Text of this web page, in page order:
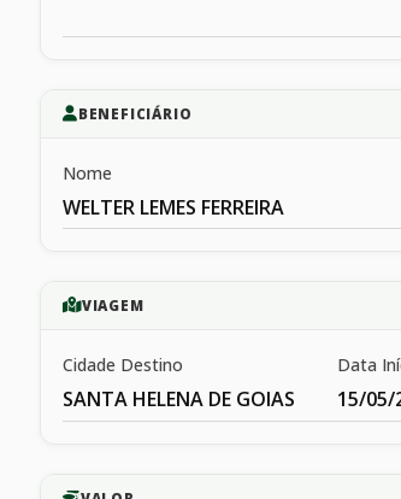
BENEFICIÁRIO
Nome
WELTER LEMES FERREIRA
VIAGEM
Cidade Destino
SANTA HELENA DE GOIAS
Data
15/05/